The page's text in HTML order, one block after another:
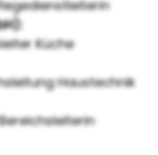
Küche
Haustechnik